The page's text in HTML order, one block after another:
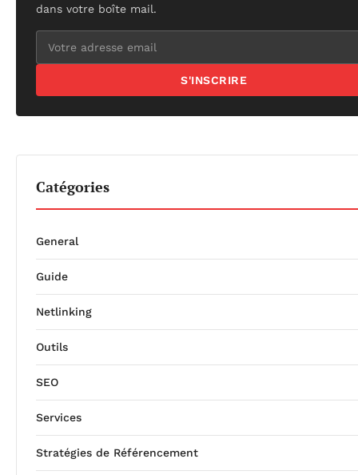
dans votre boîte mail.
S'INSCRIRE
Catégories
General
Guide
Netlinking
Outils
SEO
Services
Stratégies de Référencement